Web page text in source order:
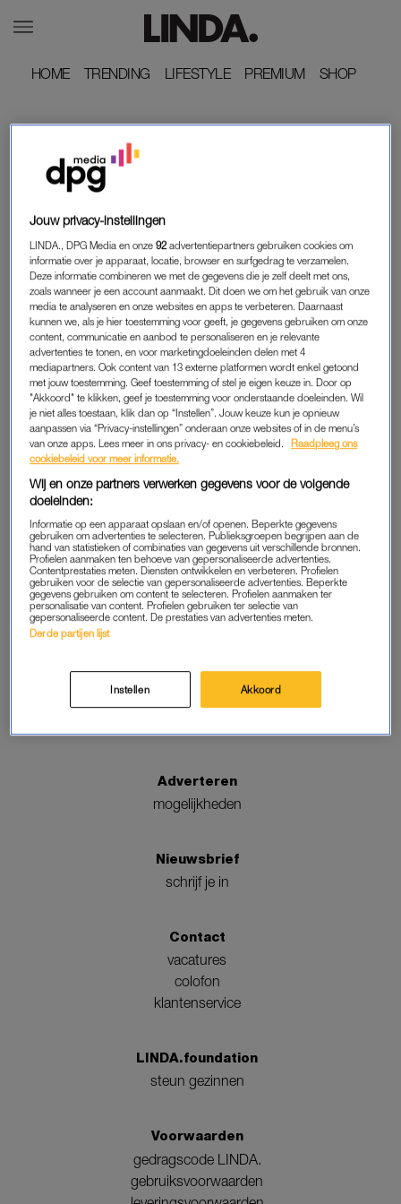
HOME
HOME TRENDING
TRENDING LIFESTYLE
LIFESTYLE PREMIUM
PREMIUM SHOP
SHOP
JOYCEKAFFA
INTERVIEW
KAWSA VLUCHTTE UIT SOMALIË EN MOEST
HAAR LEVEN OPNIEUW OPBOUWEN: 'IK HEB
NOOIT ECHT KIND KUNNEN ZIJN'
INTERVIEW
Naomi is forensisch
psycholoog: 'Als iemand toch
weer het verkeerde pad op
gaat, kan ik me schuldig
voelen'
Adverteren
mogelijkheden
Nieuwsbrief
schrijf je in
Contact
vacatures
colofon
klantenservice
LINDA.foundation
steun gezinnen
Voorwaarden
gedragscode LINDA.
gebruiksvoorwaarden
Jouw privacy-instellingen
LINDA., DPG Media en onze92 advertentiepartners gebruiken cookies om
informatie over je apparaat, locatie, browser en surfgedrag te verzamelen.
Deze informatie combineren we met de gegevens die je zelf deelt met ons,
zoals wanneer je een account aanmaakt. Dit doen we om het gebruik van onze
media te analyseren en onze websites en apps te verbeteren. Daarnaast
kunnen we, als je hier toestemming voor geeft, je gegevens gebruiken om onze
content, communicatie en aanbod te personaliseren en je relevante
advertenties te tonen, en voor marketingdoeleinden delen met 4
mediapartners. Ook content van 13 externe platformen wordt enkel getoond
met jouw toestemming. Geef toestemming of stel je eigen keuze in. Door op
"Akkoord" te klikken, geef je toestemming voor onderstaande doeleinden. Wil
je niet alles toestaan, klik dan op “Instellen”. Jouw keuze kun je opnieuw
aanpassen via “Privacy-instellingen” onderaan onze websites of in de menu’s
van onze apps. Lees meer in ons privacy- en cookiebeleid.
Raadpleeg ons
cookiebeleid voor meer informatie.
Wij en onze partners verwerken gegevens voor de volgende
doeleinden:
Informatie op een apparaat opslaan en/of openen. Beperkte gegevens
gebruiken om advertenties te selecteren. Publieksgroepen begrijpen aan de
hand van statistieken of combinaties van gegevens uit verschillende bronnen.
Profielen aanmaken ten behoeve van gepersonaliseerde advertenties.
Contentprestaties meten. Diensten ontwikkelen en verbeteren. Profielen
gebruiken voor de selectie van gepersonaliseerde advertenties. Beperkte
gegevens gebruiken om content te selecteren. Profielen aanmaken ter
personalisatie van content. Profielen gebruiken ter selectie van
gepersonaliseerde content. De prestaties van advertenties meten.
Derde partijen lijst
Instellen Akkoord